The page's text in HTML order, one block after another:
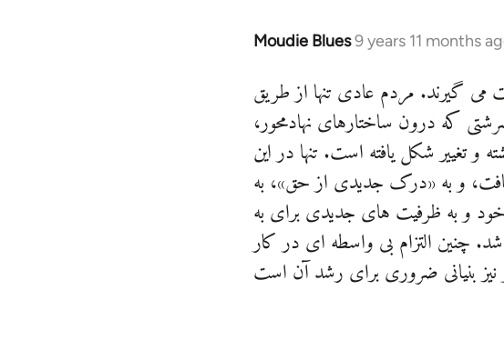
Moudie Blues9 years 11 months
In
to
Welcome
by
libcom.org
گیرند. مردم عادی تنها از طریق
که درون ساختارهای نهادمحور،
و تغییر شکل یافته است. تنها در این
و به «درک جدیدی از حق»، به
و به ظرفیت های جدیدی برای به
التزام بی واسطه ای در کار